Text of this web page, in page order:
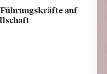
auf